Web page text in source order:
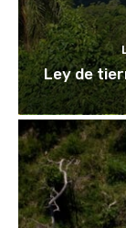
Ley de